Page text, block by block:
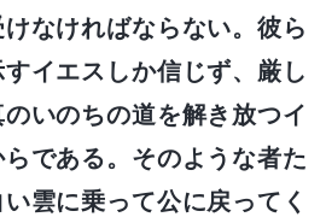
なければならない。彼ら
イエスしか信じず、厳し
いのちの道を解き放つイ
である。そのような者た
雲に乗って公に戻ってく